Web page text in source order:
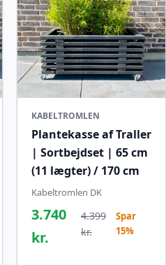
KABELTROMLEN
Plantekasse af Traller
| Sortbejdset | 65 cm
(11 lægter) / 170 cm
Kabeltromlen DK
3.740
kr.
4.399
kr.
Spar
15%